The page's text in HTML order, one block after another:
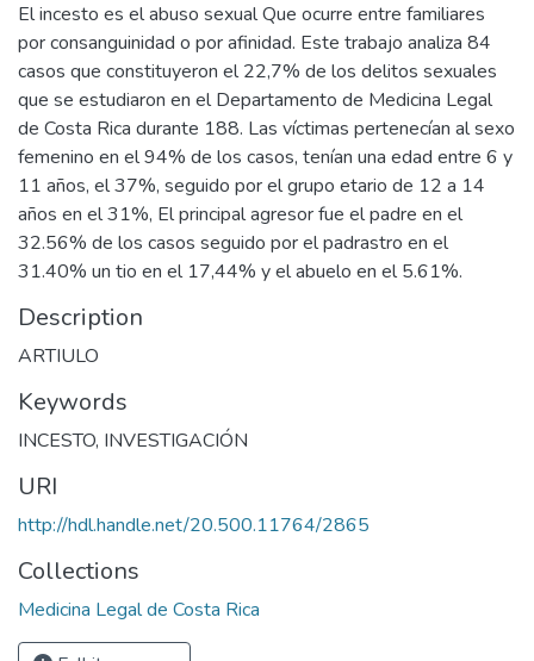
El incesto es el abuso sexual Que ocurre entre familiares
por consanguinidad o por afinidad. Este trabajo analiza 84
casos que constituyeron el 22,7% de los delitos sexuales
que se estudiaron en el Departamento de Medicina Legal
de Costa Rica durante 188. Las víctimas pertenecían al sexo
femenino en el 94% de los casos, tenían una edad entre 6 y
11 años, el 37%, seguido por el grupo etario de 12 a 14
años en el 31%, El principal agresor fue el padre en el
32.56% de los casos seguido por el padrastro en el
31.40% un tio en el 17,44% y el abuelo en el 5.61%.
Description
ARTIULO
Keywords
INCESTO, INVESTIGACIÓN
URI
http://hdl.handle.net/20.500.11764/2865
Collections
Medicina Legal de Costa Rica